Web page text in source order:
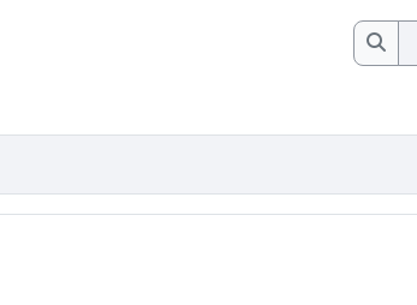
البحث في المنتديات
البحث في المنتديات